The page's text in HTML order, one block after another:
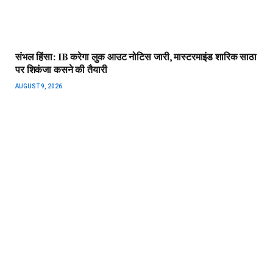
संभल हिंसा: IB करेगा लुक आउट नोटिस जारी, मास्टरमाइंड शारिक साठा
पर शिकंजा कसने की तैयारी
AUGUST 9, 2026